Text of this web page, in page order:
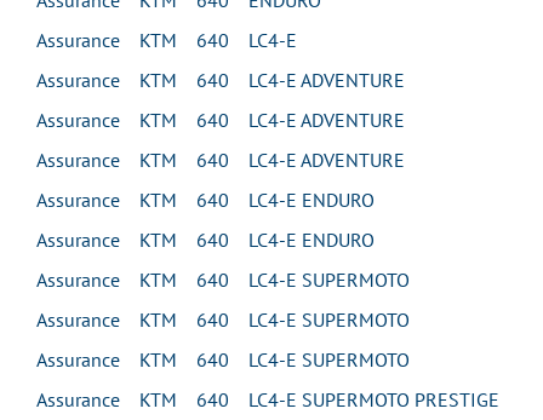
Assurance KTM 640 LC4-E
Assurance KTM 640 LC4-E ADVENTURE
Assurance KTM 640 LC4-E ADVENTURE
Assurance KTM 640 LC4-E ADVENTURE
Assurance KTM 640 LC4-E ENDURO
Assurance KTM 640 LC4-E ENDURO
Assurance KTM 640 LC4-E SUPERMOTO
Assurance KTM 640 LC4-E SUPERMOTO
Assurance KTM 640 LC4-E SUPERMOTO
Assurance KTM 640 LC4-E SUPERMOTO PRESTIGE